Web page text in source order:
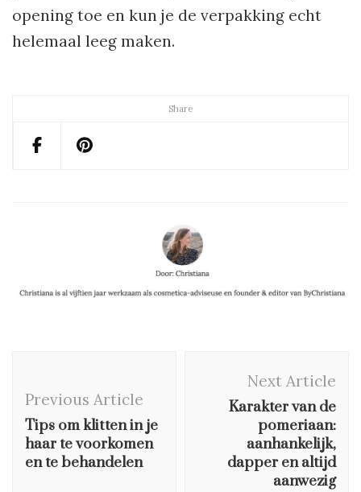
Share
opening toe en kun je de verpakking echt
helemaal leeg maken.
Navigation
Previous Article
Tips om klitten in je
haar te voorkomen
en te behandelen
Next Article
Karakter van de
pomeriaan:
aanhankelijk,
dapper en altijd
aanwezig